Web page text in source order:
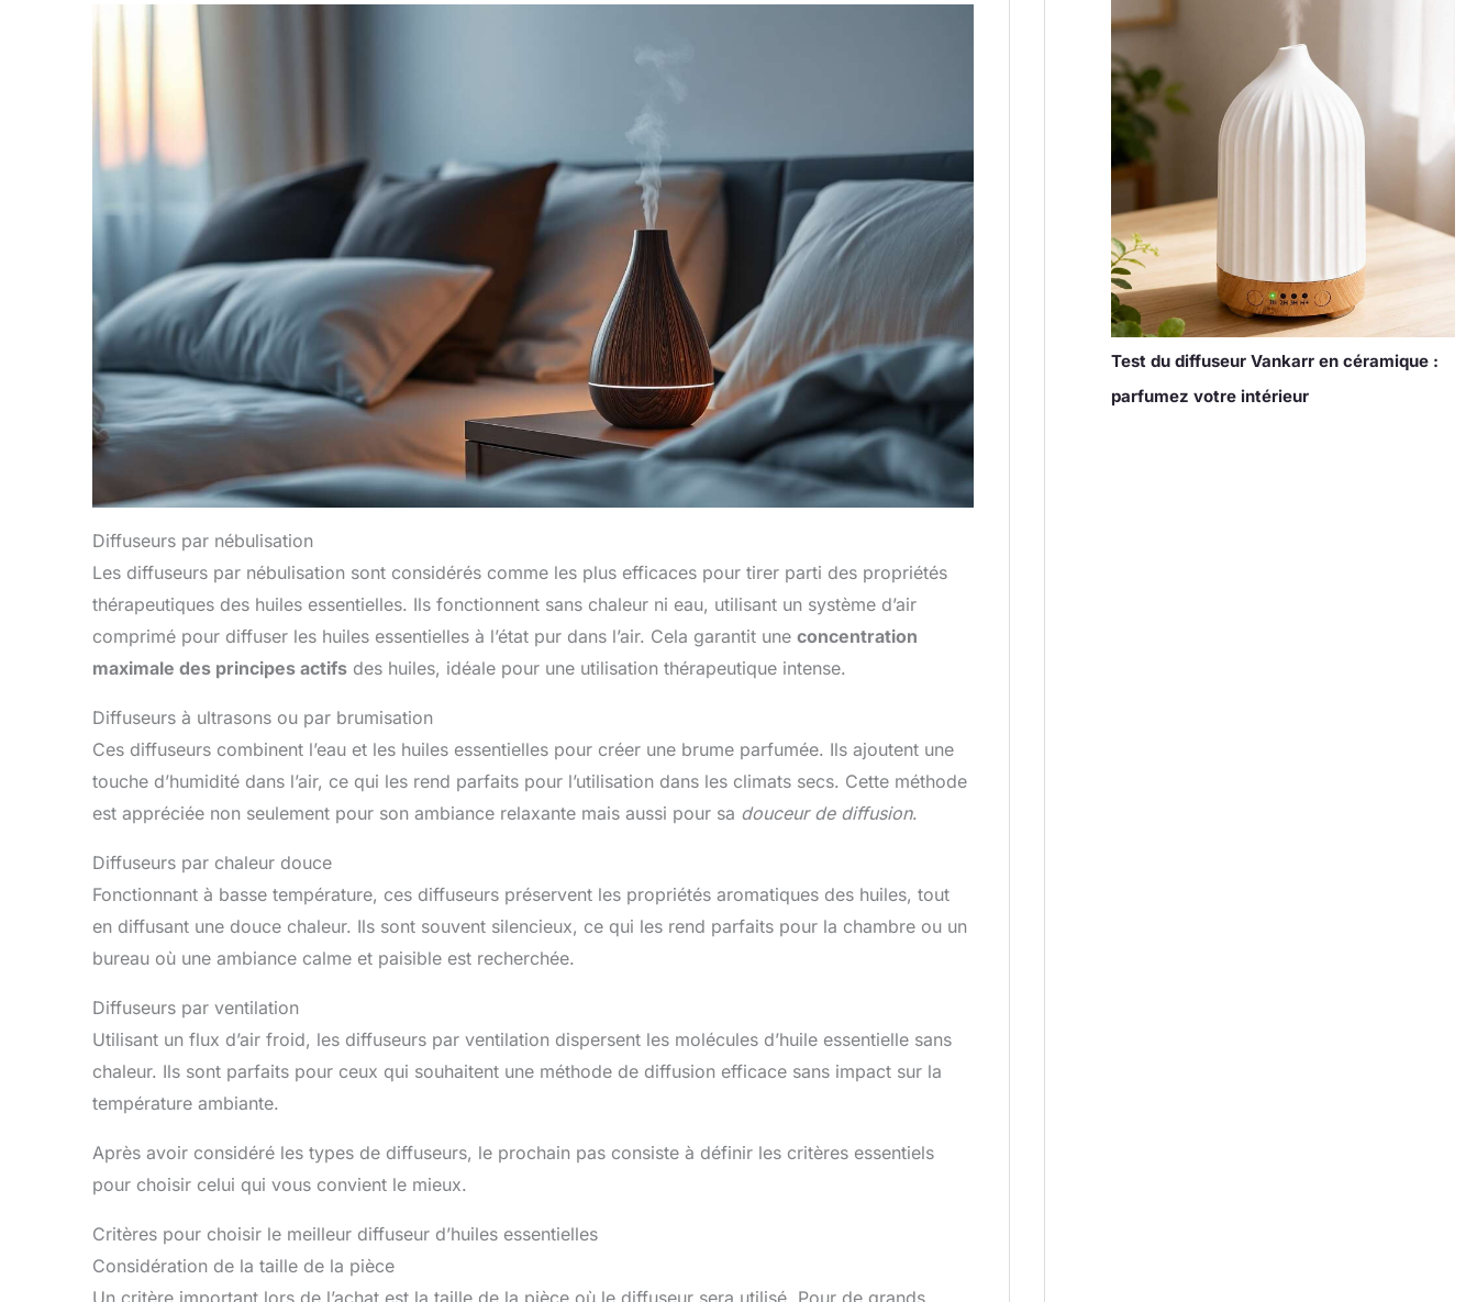
Diffuseurs par nébulisation
Les diffuseurs par nébulisation sont considérés comme les plus efficaces pour tirer parti des propriétés
thérapeutiques des huiles essentielles. Ils fonctionnent sans chaleur ni eau, utilisant un système d’air
comprimé pour diffuser les huiles essentielles à l’état pur dans l’air. Cela garantit une concentration
maximale des principes actifs des huiles, idéale pour une utilisation thérapeutique intense.
Diffuseurs à ultrasons ou par brumisation
Ces diffuseurs combinent l’eau et les huiles essentielles pour créer une brume parfumée. Ils ajoutent une
touche d’humidité dans l’air, ce qui les rend parfaits pour l’utilisation dans les climats secs. Cette méthode
est appréciée non seulement pour son ambiance relaxante mais aussi pour sa douceur de diffusion.
Diffuseurs par chaleur douce
Fonctionnant à basse température, ces diffuseurs préservent les propriétés aromatiques des huiles, tout
en diffusant une douce chaleur. Ils sont souvent silencieux, ce qui les rend parfaits pour la chambre ou un
bureau où une ambiance calme et paisible est recherchée.
Diffuseurs par ventilation
Utilisant un flux d’air froid, les diffuseurs par ventilation dispersent les molécules d’huile essentielle sans
chaleur. Ils sont parfaits pour ceux qui souhaitent une méthode de diffusion efficace sans impact sur la
température ambiante.
Après avoir considéré les types de diffuseurs, le prochain pas consiste à définir les critères essentiels
pour choisir celui qui vous convient le mieux.
Critères pour choisir le meilleur diffuseur d’huiles essentielles
Considération de la taille de la pièce
Test du diffuseur Vankarr en céramique :
parfumez votre intérieur